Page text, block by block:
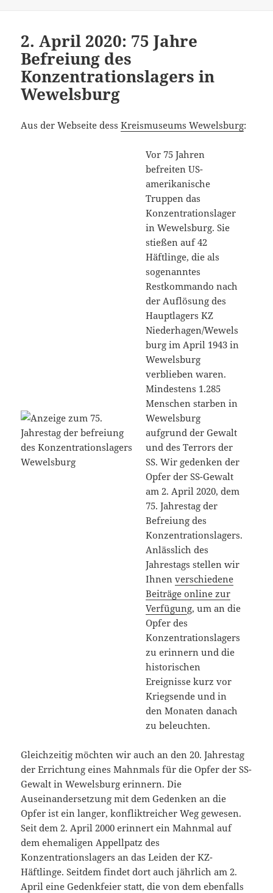
2. April 2020: 75 Jahre
Befreiung des
Konzentrationslagers in
Wewelsburg
Aus der Webseite dessKreismuseums Wewelsburg:
Vor 75 Jahren
befreiten US-
amerikanische
Truppen das
Konzentrationslager
in Wewelsburg. Sie
stießen auf 42
Häftlinge, die als
sogenanntes
Restkommando nach
der Auflösung des
Hauptlagers KZ
Niederhagen/Wewels
burg im April 1943 in
Wewelsburg
verblieben waren.
Mindestens 1.285
Menschen starben in
Wewelsburg
aufgrund der Gewalt
und des Terrors der
SS. Wir gedenken der
Opfer der SS-Gewalt
am 2. April 2020, dem
75. Jahrestag der
Befreiung des
Konzentrationslagers.
Anlässlich des
Jahrestags stellen wir
Ihnenverschiedene
Beiträge online zur
Verfügung, um an die
Opfer des
Konzentrationslagers
zu erinnern und die
historischen
Ereignisse kurz vor
Kriegsende und in
den Monaten danach
zu beleuchten.
Gleichzeitig möchten wir auch an den 20. Jahrestag
der Errichtung eines Mahnmals für die Opfer der SS-
Gewalt in Wewelsburg erinnern. Die
Auseinandersetzung mit dem Gedenken an die
Opfer ist ein langer, konfliktreicher Weg gewesen.
Seit dem 2. April 2000 erinnert ein Mahnmal auf
dem ehemaligen Appellpatz des
Konzentrationslagers an das Leiden der KZ-
Häftlinge. Seitdem findet dort auch jährlich am 2.
April eine Gedenkfeier statt, die von dem ebenfalls